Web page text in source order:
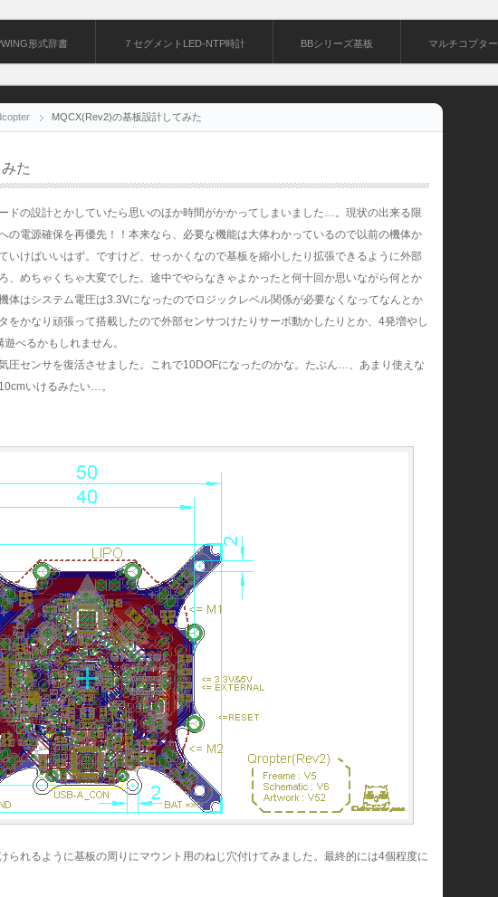
形式辞書 ７セグメントLED-NTP時計 BBシリーズ基板 マルチコプター
MQCX(Rev2)の基板設計してみた
た
ドの設計とかしていたら思いのほか時間がかかってしまいました…。現状の出来る限
の電源確保を再優先！！本来なら、必要な機能は大体わかっているので以前の機体か
いけばいいはず。ですけど、せっかくなので基板を縮小したり拡張できるように外部
、めちゃくちゃ大変でした。途中でやらなきゃよかったと何十回か思いながら何とか
体はシステム電圧は3.3Vになったのでロジックレベル関係が必要なくなってなんとか
をかなり頑張って搭載したので外部センサつけたりサーボ動かしたりとか、4発増やし
べるかもしれません。
圧センサを復活させました。これで10DOFになったのかな。たぶん…、あまり使えな
いけるみたい…。
れるように基板の周りにマウント用のねじ穴付けてみました。最終的には4個程度に